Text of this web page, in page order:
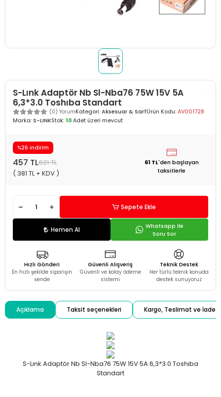
S-Lınk Adaptör Nb Sl-Nba76 75W 15V 5A
6,3*3.0 Toshıba Standart
(0) YorumKategori:Aksesuar & SarfÜrün Kodu:AV001728
Marka:S-LINKStok: 10Adet üzeri mevcut
%26 indirim
457 TL621 TL
( 381 TL + KDV )
61 TL'den başlayan
taksitlerle
Sepete Ekle
Hemen Al
Whatsapp ile
Soru Sor
Hızlı Gönderi
En hızlı şekilde siparişin
sende
Güvenli Alışveriş
Güvenli ve kolay ödeme
sistemi
Teknik Destek
Her türlü teknik konuda
destek sunuyoruz
Açıklama Taksit seçenekleri Kargo, Teslimat ve İade
S-Lınk Adaptör Nb Sl-Nba76 75W 15V 5A 6,3*3.0 Toshıba
Standart